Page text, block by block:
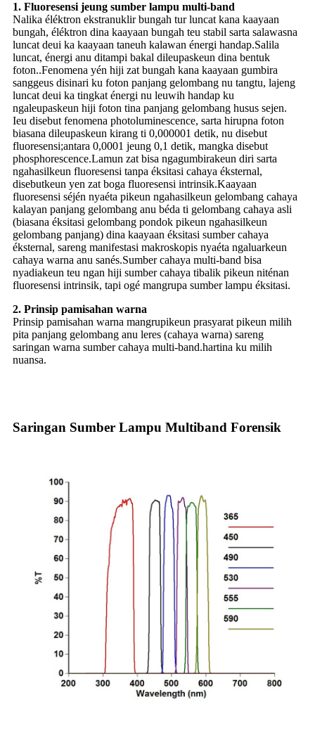
1. Fluoresensi jeung sumber lampu multi-band
Nalika éléktron ekstranuklir bungah tur luncat kana kaayaan
bungah, éléktron dina kaayaan bungah teu stabil sarta salawasna
luncat deui ka kaayaan taneuh kalawan énergi handap.Salila
luncat, énergi anu ditampi bakal dileupaskeun dina bentuk
foton..Fenomena yén hiji zat bungah kana kaayaan gumbira
sanggeus disinari ku foton panjang gelombang nu tangtu, lajeng
luncat deui ka tingkat énergi nu leuwih handap ku
ngaleupaskeun hiji foton tina panjang gelombang husus sejen.
Ieu disebut fenomena photoluminescence, sarta hirupna foton
biasana dileupaskeun kirang ti 0,000001 detik, nu disebut
fluoresensi;antara 0,0001 jeung 0,1 detik, mangka disebut
phosphorescence.Lamun zat bisa ngagumbirakeun diri sarta
ngahasilkeun fluoresensi tanpa éksitasi cahaya éksternal,
disebutkeun yen zat boga fluoresensi intrinsik.Kaayaan
fluoresensi séjén nyaéta pikeun ngahasilkeun gelombang cahaya
kalayan panjang gelombang anu béda ti gelombang cahaya asli
(biasana éksitasi gelombang pondok pikeun ngahasilkeun
gelombang panjang) dina kaayaan éksitasi sumber cahaya
éksternal, sareng manifestasi makroskopis nyaéta ngaluarkeun
cahaya warna anu sanés.Sumber cahaya multi-band bisa
nyadiakeun teu ngan hiji sumber cahaya tibalik pikeun niténan
fluoresensi intrinsik, tapi ogé mangrupa sumber lampu éksitasi.
2. Prinsip pamisahan warna
Prinsip pamisahan warna mangrupikeun prasyarat pikeun milih
pita panjang gelombang anu leres (cahaya warna) sareng
saringan warna sumber cahaya multi-band.hartina ku milih
nuansa.
Saringan Sumber Lampu Multiband Forensik